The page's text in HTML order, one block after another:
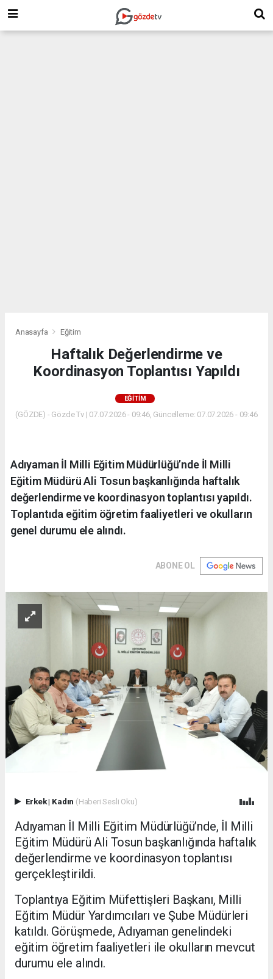
Anasayfa Eğitim
Haftalık Değerlendirme ve
Koordinasyon Toplantısı Yapıldı
EĞITIM
(GÖZDE) - Gözde Tv | 07.07.2026 - 09:46, Güncelleme: 07.07.2026 - 09:46
Adıyaman İl Milli Eğitim Müdürlüğü’nde İl Milli
Eğitim Müdürü Ali Tosun başkanlığında haftalık
değerlendirme ve koordinasyon toplantısı yapıldı.
Toplantıda eğitim öğretim faaliyetleri ve okulların
genel durumu ele alındı.
ABONE OL
Erkek| Kadın (Haberi Sesli Oku)
Adıyaman İl Milli Eğitim Müdürlüğü’nde, İl Milli
Eğitim Müdürü Ali Tosun başkanlığında haftalık
değerlendirme ve koordinasyon toplantısı
gerçekleştirildi.
Toplantıya Eğitim Müfettişleri Başkanı, Milli
Eğitim Müdür Yardımcıları ve Şube Müdürleri
katıldı. Görüşmede, Adıyaman genelindeki
eğitim öğretim faaliyetleri ile okulların mevcut
durumu ele alındı.